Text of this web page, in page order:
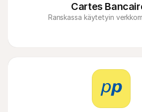
Cartes
Ranskassa käytetyin